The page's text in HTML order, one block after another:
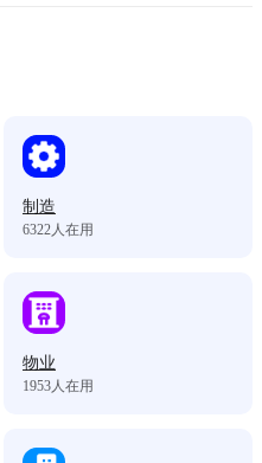
制造
6322人在用
物业
1953人在用